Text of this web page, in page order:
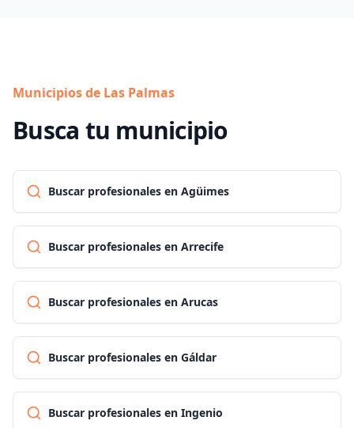
Municipios de Las Palmas
Busca tu municipio
Buscar profesionales en Agüimes
Buscar profesionales en Arrecife
Buscar profesionales en Arucas
Buscar profesionales en Gáldar
Buscar profesionales en Ingenio